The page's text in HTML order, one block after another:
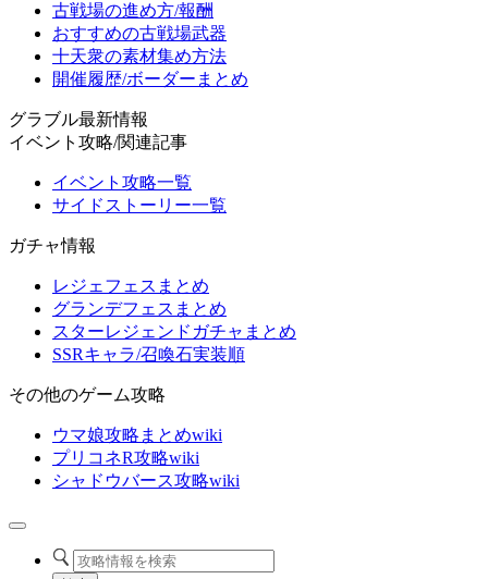
古戦場の進め方/報酬
おすすめの古戦場武器
十天衆の素材集め方法
開催履歴/ボーダーまとめ
グラブル最新情報
イベント攻略/関連記事
イベント攻略一覧
サイドストーリー一覧
ガチャ情報
レジェフェスまとめ
グランデフェスまとめ
スターレジェンドガチャまとめ
SSRキャラ/召喚石実装順
その他のゲーム攻略
ウマ娘攻略まとめwiki
プリコネR攻略wiki
シャドウバース攻略wiki